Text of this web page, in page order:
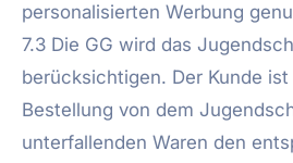
personalisierten Werbung
7.3 Die GG wird das
berücksichtigen. Der Kunde
Bestellung von dem
unterfallenden Waren den